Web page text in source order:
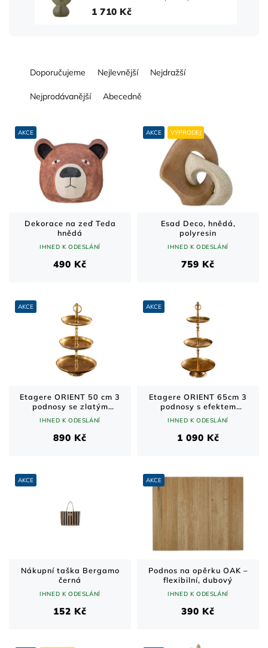
1 710 Kč
Ř
a
í
t
Doporučujeme Nejlevnější Nejdražší
Nejprodávanější Abecedně
AKCE
Dekorace na zeď Teda
hnědá
IHNED K ODESLÁNÍ
490 Kč
AKCE VÝPRODEJ
Esad Deco, hnědá,
polyresin
IHNED K ODESLÁNÍ
759 Kč
AKCE
Etagere ORIENT 50 cm 3
podnosy se zlatým
efektem kladívka
IHNED K ODESLÁNÍ
890 Kč
AKCE
Etagere ORIENT 65cm 3
podnosy s efektem
kladívka zlatá
IHNED K ODESLÁNÍ
1 090 Kč
AKCE
Nákupní taška Bergamo
černá
IHNED K ODESLÁNÍ
152 Kč
AKCE
Podnos na opěrku OAK –
flexibilní, dubový
IHNED K ODESLÁNÍ
390 Kč